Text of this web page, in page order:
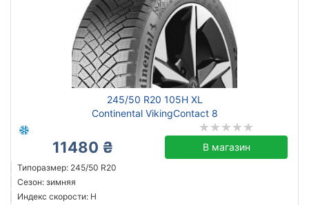
245/50 R20 105H XL
Continental VikingContact 8
11480 ₴ В магазин
Типоразмер: 245/50 R20
Сезон: зимняя
Индекс скорости: H